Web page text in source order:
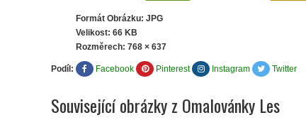
Formát Obrázku: JPG
Velikost: 66 KB
Rozměrech: 768 × 637
Podíl: Facebook Pinterest Instagram Twitter
Související obrázky z Omalovánky Les